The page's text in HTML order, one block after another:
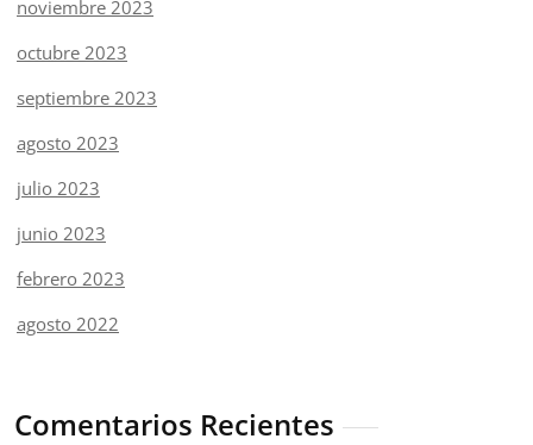
noviembre 2023
octubre 2023
septiembre 2023
agosto 2023
julio 2023
junio 2023
febrero 2023
agosto 2022
Comentarios Recientes